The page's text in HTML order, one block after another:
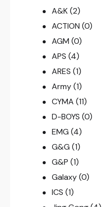
A&K (2)
ACTION (0)
AGM (0)
APS (4)
ARES (1)
Army (1)
CYMA (11)
D-BOYS (0)
EMG (4)
G&G (1)
G&P (1)
Galaxy (0)
ICS (1)